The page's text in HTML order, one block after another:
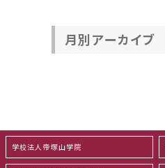
月別アーカイブ
学校法人帝塚山学院